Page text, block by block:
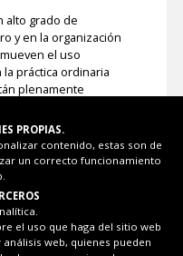
PROPIAS.
contenido, estas son de
un correcto funcionamiento
el uso que haga del sitio web
web, quienes pueden
alto grado de
y en la organización
el uso
práctica ordinaria
plenamente